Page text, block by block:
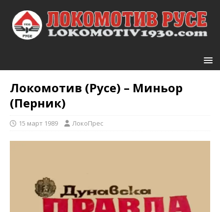
Локомотив (Русе) – Миньор
(Перник)
15 март 1989 ЛокоПрес